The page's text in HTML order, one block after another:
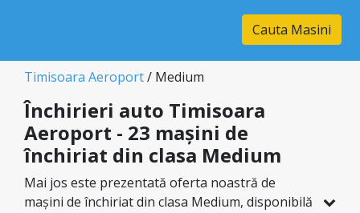
Cauta Masini
Timisoara Aeroport/ Medium
Închirieri auto Timisoara
Aeroport - 23 mașini de
închiriat din clasa Medium
Mai jos este prezentată oferta noastră de
mașini de închiriat din clasa Medium, disponibilă